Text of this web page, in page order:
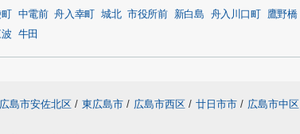
中電前 舟入幸町 城北 市役所前 新白島 舟入川口町 鷹野橋
牛田
広島市安佐北区 / 東広島市 / 広島市西区 / 廿日市市 / 広島市中区